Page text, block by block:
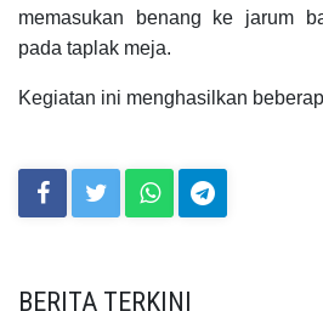
memasukan benang ke jarum
pada taplak meja.
Kegiatan ini menghasilkan
BERITA TERKINI